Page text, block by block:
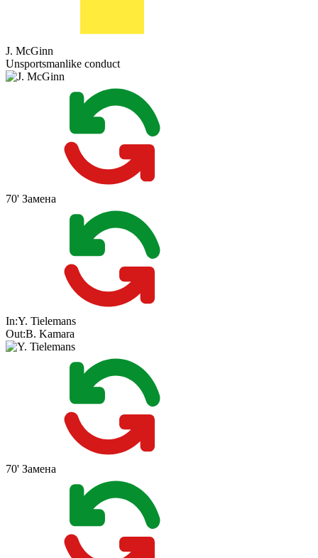
J. McGinn
Unsportsmanlike conduct
70' Замена
In:Y. Tielemans
Out:B. Kamara
70' Замена